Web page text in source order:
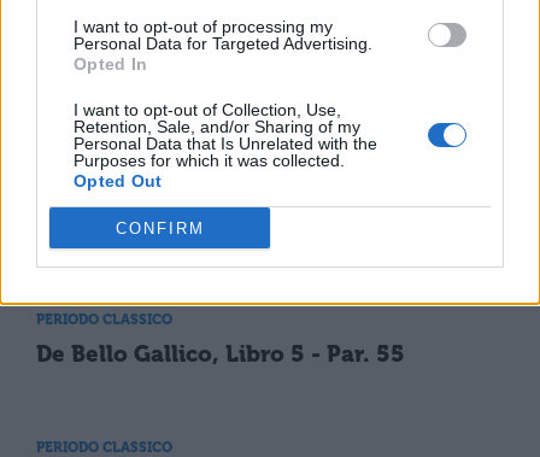
I want to opt-out of processing my
Personal Data for Targeted Advertising.
Opted In
I want to opt-out of Collection, Use,
Retention, Sale, and/or Sharing of my
Personal Data that Is Unrelated with the
Purposes for which it was collected.
Opted Out
CONFIRM
PERIODO CLASSICO
De Bello Gallico, Libro 5 - Par. 22
PERIODO CLASSICO
De Bello Gallico, Libro 5 - Par. 39
PERIODO CLASSICO
De Bello Gallico, Libro 5 - Par. 55
PERIODO CLASSICO